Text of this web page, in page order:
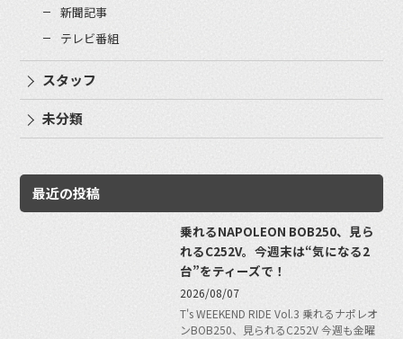
新聞記事
テレビ番組
スタッフ
未分類
最近の投稿
乗れるNAPOLEON BOB250、見ら
れるC252V。今週末は“気になる2
台”をティーズで！
2026/08/07
T's WEEKEND RIDE Vol.3 乗れるナポレオ
ンBOB250、見られるC252V 今週も金曜